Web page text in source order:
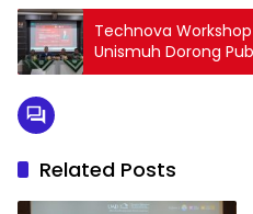
Technova
Unismuh Dorong
Related Posts